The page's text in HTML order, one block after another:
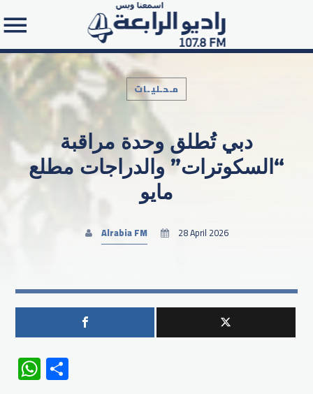
Search in the website:
مـحـليـات
دبي تُطلق وحدة مراقبة
“السكوترات” والدراجات مطلع
مايو
Alrabia FM 28 April 2026
WhatsApp